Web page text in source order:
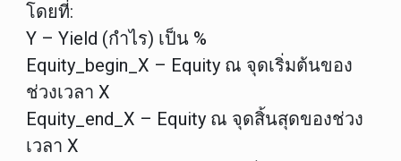
โดยที่:
Y – Yield (กำไร) เป็น %
Equity_begin_X – Equity ณ จุดเริ่มต้นของ
ช่วงเวลา X
Equity_end_X – Equity ณ จุดสิ้นสุดของช่วง
เวลา X